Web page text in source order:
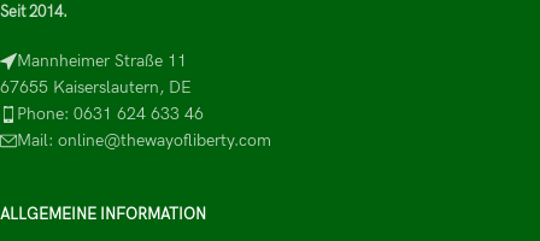
Seit 2014.
Mannheimer Straße 11
67655 Kaiserslautern, DE
Phone: 0631 624 633 46
Mail: online@thewayofliberty.com
ALLGEMEINE INFORMATION